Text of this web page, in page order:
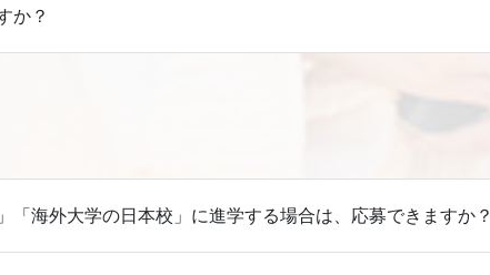
か？
「海外大学の日本校」に進学する場合は、応募できますか？